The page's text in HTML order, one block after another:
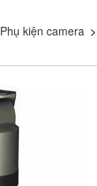
Phụ kiện camera >